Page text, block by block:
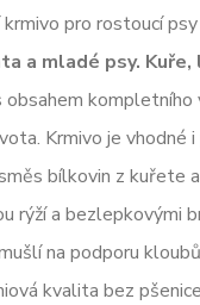
pro rostoucí
a mladé psy.
obsahem
Krmivo je vhodné
bílkovin z kuřete
rýží a bezlepkovými
na podporu
kvalita bez